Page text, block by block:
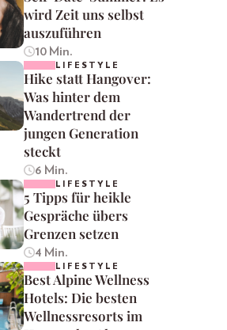
wird Zeit uns selbst
auszuführen
10 Min.
LIFESTYLE
Hike statt Hangover:
Was hinter dem
Wandertrend der
jungen Generation
steckt
6 Min.
LIFESTYLE
5 Tipps für heikle
Gespräche übers
Grenzen setzen
4 Min.
LIFESTYLE
Best Alpine Wellness
Hotels: Die besten
Wellnessresorts im